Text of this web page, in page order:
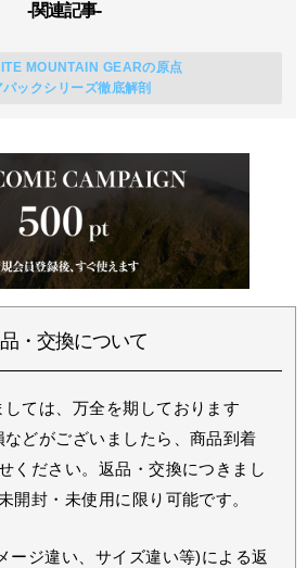
-関連記事-
MOUNTAIN GEARの原点
パックシリーズ徹底解剖
・交換について
ては、万全を期しております
どがございましたら、商品到着
ください。返品・交換につきまし
開封・未使用に限り可能です。
ージ違い、サイズ違い等)による返